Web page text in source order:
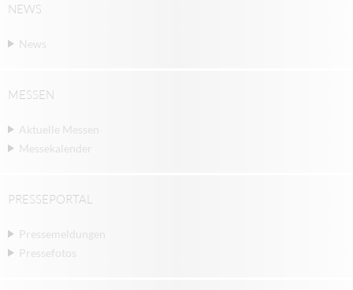
NEWS
News
MESSEN
Aktuelle Messen
Messekalender
PRESSEPORTAL
Pressemeldungen
Pressefotos